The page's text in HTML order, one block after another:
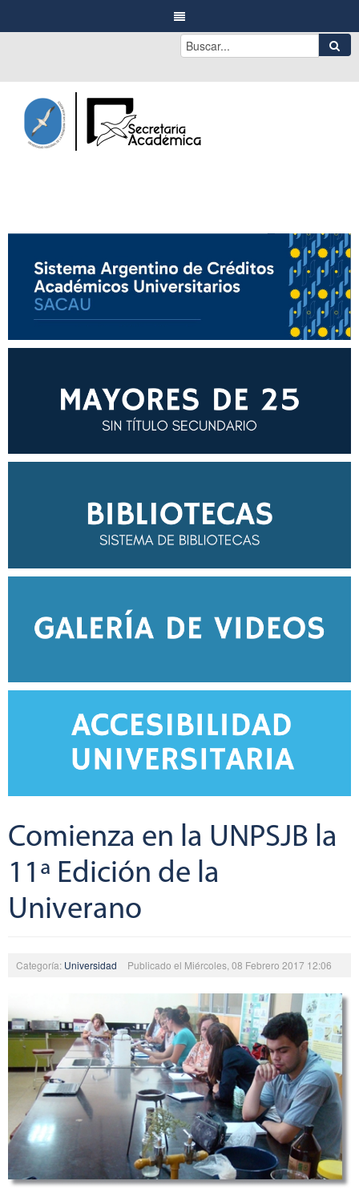
Comienza en la UNPSJB la
11ª Edición de la
Univerano
Categoría: Universidad Publicado el Miércoles, 08 Febrero 2017 12:06